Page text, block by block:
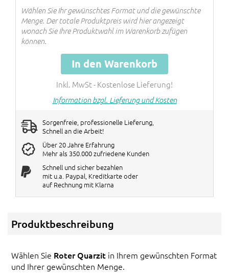
5> Stück
€ 60 Rabatt pro Big Bag
Rabatte werden im Warenkorb
Wählen Sie Ihr gewünschtes Format und die gewünschte
Menge. Der totale Produktpreis wird hier angezeigt
wonach Sie Ihre Produktwahl im Warenkorb zufügen
können.
In den Warenkorb
Inkl. MwSt - Kostenlose Lieferung!
Information bzgl. Lieferung und Kosten
Sorgenfreie, professionelle Lieferung,
Schnell an die Arbeit!
Über 20 Jahre Erfahrung
Mehr als 350.000 zufriedene Kunden
Schnell und sicher bezahlen
mit u.a. Paypal, Kreditkarte oder
auf Rechnung mit Klarna
Produktbeschreibung
Wählen Sie Roter Quarzit in Ihrem gewünschten Format
und Ihrer gewünschten Menge.